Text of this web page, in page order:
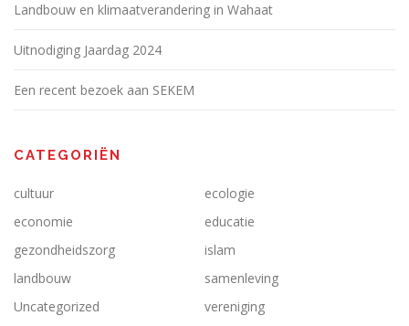
Landbouw en klimaatverandering in Wahaat
Uitnodiging Jaardag 2024
Een recent bezoek aan SEKEM
CATEGORIËN
cultuur
ecologie
economie
educatie
gezondheidszorg
islam
landbouw
samenleving
Uncategorized
vereniging